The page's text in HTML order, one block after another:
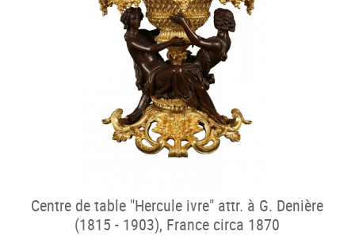
Centre de table "Hercule ivre" attr. à G. Denière
(1815 - 1903), France circa 1870